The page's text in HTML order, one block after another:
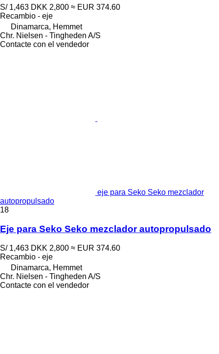
S/ 1,463 DKK 2,800 ≈ EUR 374.60
Recambio - eje
Dinamarca, Hemmet
Chr. Nielsen - Tingheden A/S
Contacte con el vendedor
eje para Seko Seko mezclador
autopropulsado
18
Eje para Seko Seko mezclador autopropulsado
S/ 1,463 DKK 2,800 ≈ EUR 374.60
Recambio - eje
Dinamarca, Hemmet
Chr. Nielsen - Tingheden A/S
Contacte con el vendedor